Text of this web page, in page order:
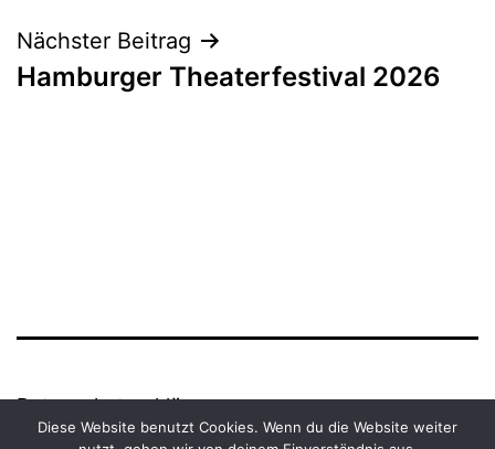
Nächster Beitrag
Hamburger Theaterfestival 2026
Datenschutzerklärung
Diese Website benutzt Cookies. Wenn du die Website weiter